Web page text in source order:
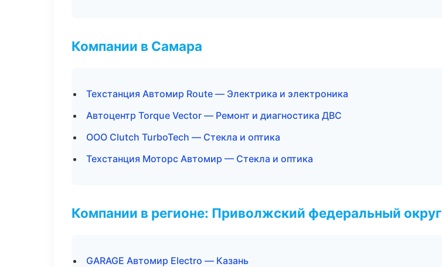
Компании в Самара
Техстанция Автомир Route — Электрика и электроника
Автоцентр Torque Vector — Ремонт и диагностика ДВС
ООО Clutch TurboTech — Стекла и оптика
Техстанция Моторс Автомир — Стекла и оптика
Компании в регионе: Приволжский федеральный округ
GARAGE Автомир Electro — Казань